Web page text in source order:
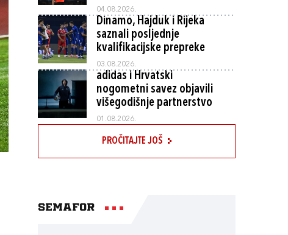
04.08.2026.
Dinamo, Hajduk i Rijeka
saznali posljednje
kvalifikacijske prepreke
03.08.2026.
adidas i Hrvatski
nogometni savez objavili
višegodišnje partnerstvo
01.08.2026.
PROČITAJTE JOŠ
Semafor